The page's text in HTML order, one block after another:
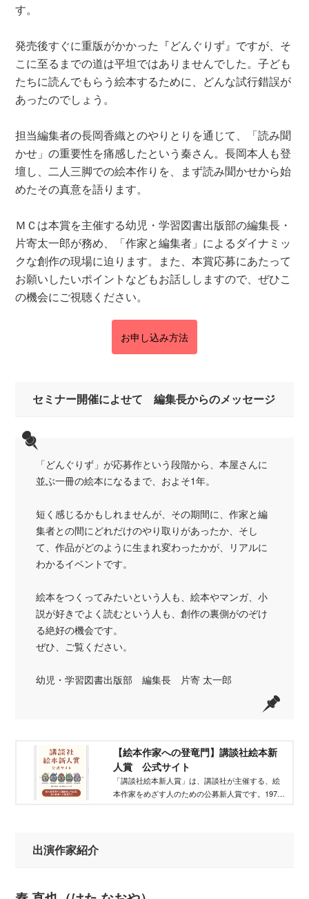
す。
発売後すぐに重版がかかった『どんぐりず』ですが、そ
こに至るまでの道は平坦ではありませんでした。子ども
たちに読んでもらう絵本するために、どんな試行錯誤が
あったのでしょう。
担当編集者の長岡香織とのやりとりを通じて、「読み聞
かせ」の重要性を痛感したという秦さん。長岡本人も登
壇し、二人三脚での絵本作りを、まず読み聞かせから始
めたその真意を語ります。
ＭＣは本賞を主催する幼児・学習図書出版部の編集長・
片寄太一郎が務め、「作家と編集者」によるダイナミッ
クな創作の現場に迫ります。また、本賞応募にあたって
お願いしたいポイントなどもお話ししますので、ぜひこ
の機会にご視聴ください。
お申し込み方法
セミナー開催によせて 編集長からのメッセージ
「どんぐりず」が応募作という段階から、本屋さんに
並ぶ一冊の絵本になるまで、およそ1年。
短く感じるかもしれませんが、その期間に、作家と編
集者との間にどれだけのやり取りがあったか、そし
て、作品がどのように生まれ変わったかが、リアルに
わかるイベントです。
絵本をつくってみたいという人も、絵本やマンガ、小
説が好きでよく読むという人も、創作の裏側がのぞけ
る絶好の機会です。
ぜひ、ご覧ください。
幼児・学習図書出版部 編集長 片寄 太一郎
【絵本作家への登竜門】講談社絵本新
人賞 公式サイト
「講談社絵本新人賞」は、講談社が主催する、絵
本作家をめざす人のための公募新人賞です。1979
出演作家紹介